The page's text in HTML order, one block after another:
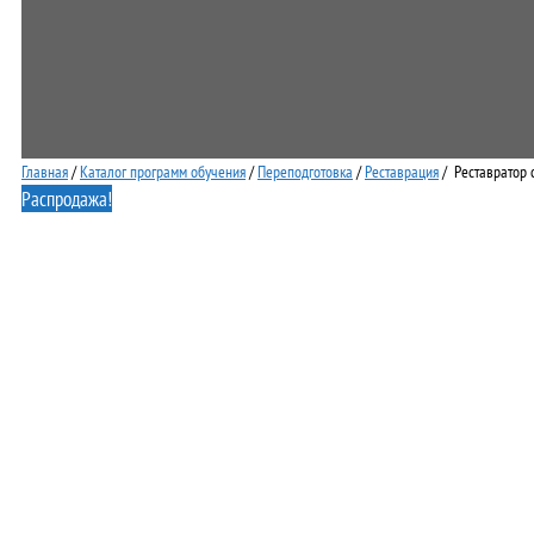
Главная/Каталог программ обучения/Переподготовка /Реставрация/ Реставратор
Распродажа!